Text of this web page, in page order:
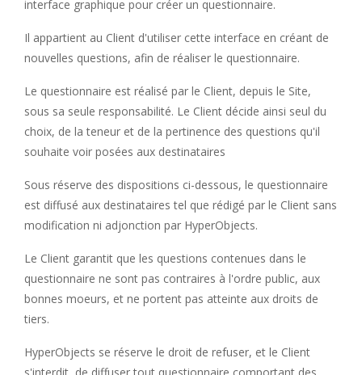
interface graphique pour créer un questionnaire.
Il appartient au Client d'utiliser cette interface en créant de
nouvelles questions, afin de réaliser le questionnaire.
Le questionnaire est réalisé par le Client, depuis le Site,
sous sa seule responsabilité. Le Client décide ainsi seul du
choix, de la teneur et de la pertinence des questions qu'il
souhaite voir posées aux destinataires
Sous réserve des dispositions ci-dessous, le questionnaire
est diffusé aux destinataires tel que rédigé par le Client sans
modification ni adjonction par HyperObjects.
Le Client garantit que les questions contenues dans le
questionnaire ne sont pas contraires à l'ordre public, aux
bonnes moeurs, et ne portent pas atteinte aux droits de
tiers.
HyperObjects se réserve le droit de refuser, et le Client